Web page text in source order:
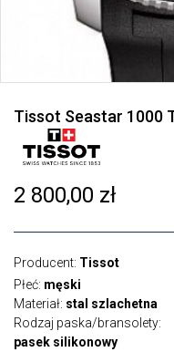
Tissot Seastar 1000
2 800,00 zł
Producent: Tissot
Płeć: męski
Materiał: stal szlachetna
Rodzaj paska/bransolety:
pasek silikonowy